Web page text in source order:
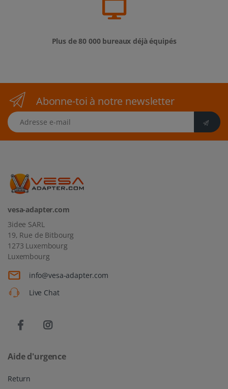
Plus de 80 000 bureaux déjà équipés
Abonne-toi à notre newsletter
Adresse e-mail
vesa-adapter.com
3idee SARL
19, Rue de Bitbourg
1273 Luxembourg
Luxembourg
info@vesa-adapter.com
Live Chat
Aide d'urgence
Return